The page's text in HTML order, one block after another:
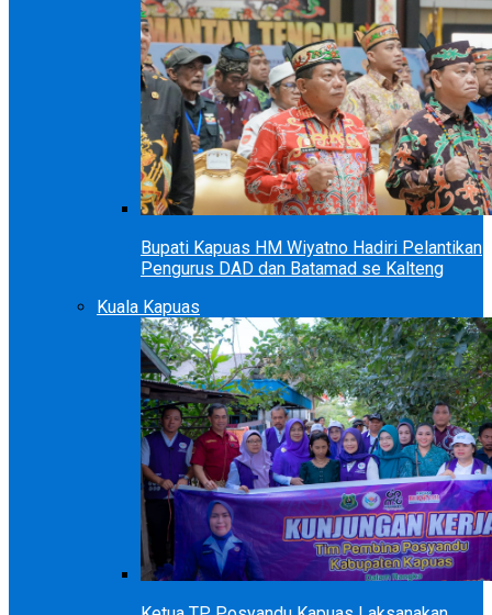
Bupati Kapuas HM Wiyatno Hadiri Pelantikan
Pengurus DAD dan Batamad se Kalteng
Kuala Kapuas